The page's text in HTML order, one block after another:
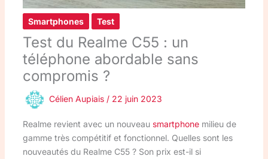
Smartphones Test
Test du Realme C55 : un
téléphone abordable sans
compromis ?
Célien Aupiais / 22 juin 2023
Realme revient avec un nouveau smartphonemilieu de
gamme très compétitif et fonctionnel. Quelles sont les
nouveautés du Realme C55 ? Son prix est-il si